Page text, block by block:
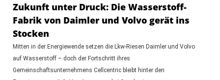
Zukunft unter Druck: Die Wasserstoff-
Fabrik von Daimler und Volvo gerät ins
Stocken
Mitten in der Energiewende setzen die Lkw-Riesen Daimler und Volvo
auf Wasserstoff – doch der Fortschritt ihres
Gemeinschaftsunternehmens Cellcentric bleibt hinter den